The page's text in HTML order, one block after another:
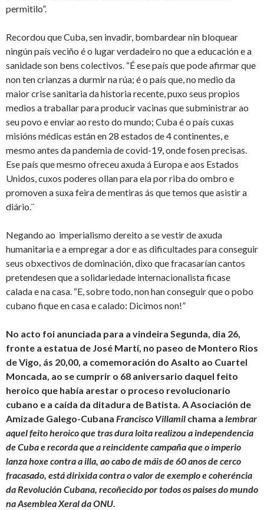
permitilo”.
Recordou que Cuba, sen invadir, bombardear nin bloquear
ningún país veciño é o lugar verdadeiro no que a educación e a
sanidade son bens colectivos. “É ese país que pode afirmar que
non ten crianzas a durmir na rúa; é o país que, no medio da
maior crise sanitaria da historia recente, puxo seus propios
medios a traballar para producir vacinas que subministrar ao
seu povo e enviar ao resto do mundo; Cuba é o país cuxas
misións médicas están en 28 estados de 4 continentes, e
mesmo antes da pandemia de covid-19, onde fosen precisas.
Ese país que mesmo ofreceu axuda á Europa e aos Estados
Unidos, cuxos poderes ollan para ela por riba do ombro e
promoven a suxa feira de mentiras ás que temos que asistir a
diário.¨
Negando ao imperialismo dereito a se vestir de axuda
humanitaria e a empregar a dor e as dificultades para conseguir
seus obxectivos de dominación, dixo que fracasarían cantos
pretendesen que a solidariedade internacionalista ficase
calada e na casa. “E, sobre todo, non han conseguir que o pobo
cubano fique en casa e calado: Dicimos non!”
No acto foi anunciada para a vindeira Segunda, dia 26,
fronte a estatua de José Martí, no paseo de Montero Rios
de Vigo, ás 20,00, a comemoración do Asalto ao Cuartel
Moncada, ao se cumprir o 68 aniversario daquel feito
heroico que había arestar o proceso revolucionario
cubano e a caída da ditadura de Batista. AAsociación de
Amizade Galego-Cubana Francisco Villamil chama a lembrar
aquel feito heroico que tras dura loita realizou a independencia
de Cuba e recorda que a reincidente campaña que o imperio
lanza hoxe contra a illa, ao cabo de máis de 60 anos de cerco
fracasado, está dirixida contra o valor de exemplo e coheréncia
da Revolución Cubana, recoñecido por todos os paises do mundo
na Asemblea Xeral da ONU.